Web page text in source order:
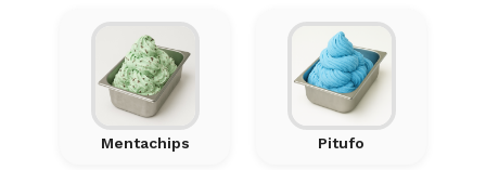
Mentachips Pitufo